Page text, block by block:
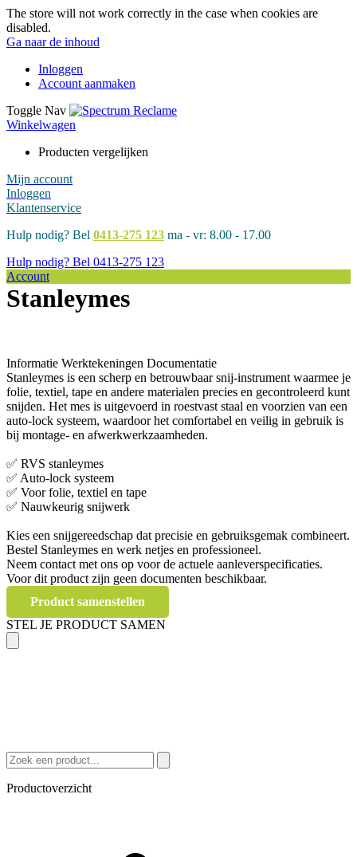
The store will not work correctly in the case when cookies are
disabled.
Ga naar de inhoud
Inloggen
Account aanmaken
Toggle Nav
Winkelwagen
Producten vergelijken
Mijn account
Inloggen
Klantenservice
Hulp nodig? Bel 0413-275 123 ma - vr: 8.00 - 17.00
Hulp nodig? Bel 0413-275 123
Account
Stanleymes
Informatie Werktekeningen Documentatie
Stanleymes is een scherp en betrouwbaar snij-instrument waarmee je
folie, textiel, tape en andere materialen precies en gecontroleerd kunt
snijden. Het mes is uitgevoerd in roestvast staal en voorzien van een
auto-lock systeem, waardoor het comfortabel en veilig in gebruik is
bij montage- en afwerkwerkzaamheden.
✅ RVS stanleymes
✅ Auto-lock systeem
✅ Voor folie, textiel en tape
✅ Nauwkeurig snijwerk
Kies een snijgereedschap dat precisie en gebruiksgemak combineert.
Bestel Stanleymes en werk netjes en professioneel.
Neem contact met ons op voor de actuele aanleverspecificaties.
Voor dit product zijn geen documenten beschikbaar.
Product samenstellen
STEL JE PRODUCT SAMEN
Productoverzicht